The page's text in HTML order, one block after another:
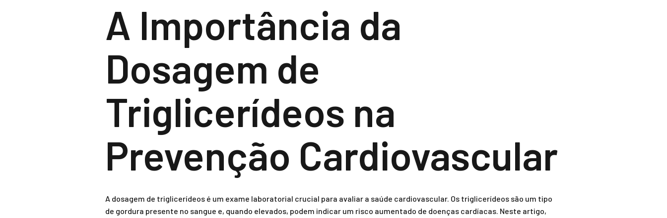
A Importância da
Dosagem de
Triglicerídeos na
Prevenção Cardiovascular
A dosagem de triglicerídeos é um exame laboratorial crucial para avaliar a saúde cardiovascular. Os triglicerídeos são um tipo
de gordura presente no sangue e, quando elevados, podem indicar um risco aumentado de doenças cardíacas. Neste artigo,